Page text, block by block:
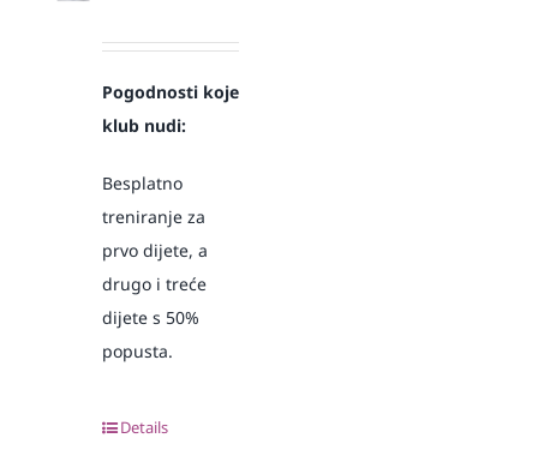
Pogodnosti koje
klub nudi:
Besplatno
treniranje za
prvo dijete, a
drugo i treće
dijete s 50%
popusta.
Details